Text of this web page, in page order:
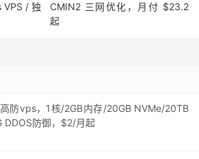
VPS / 独
CMIN2 三网优化，月付 $23.2
起
防vps，1核/2GB内存/20GB NVMe/20TB
防御，$2/月起